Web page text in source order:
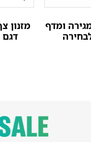
ומדף
דגם